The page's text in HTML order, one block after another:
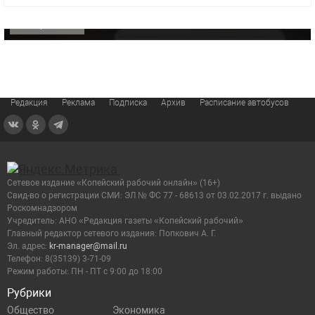
Редакция Реклама Подписка Архив Расписание автобусов
Рубрики
Общество Экономика
Сетевое издание «Копейский рабочий онлайн» (16+)
Cвид-во о регистрации СМИ: ЭЛ № ФС 77 - 68613 от 03.02.2017 г. выдано
Роскомнадзором
Учредитель: АНО «Редакция газеты «Копейский рабочий»
Главный редактор сетевого издания: Попкович А. Г.
Эл. адрес: kr-manager@mail.ru
Телефон: 8(35139) 3-71-09
Режим работы: ПН - ПТ с 9:00 до 18:00